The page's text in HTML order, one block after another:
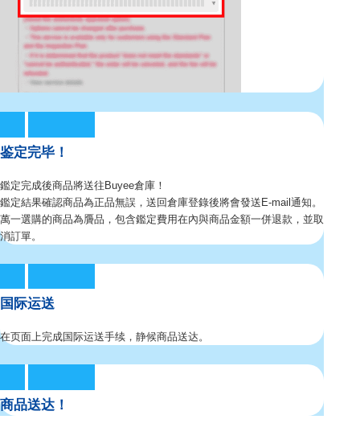
鉴定完毕！
鑑定完成後商品將送往Buyee倉庫！
鑑定結果確認商品為正品無誤，送回倉庫登錄後將會發送E-mail通知。
萬一選購的商品為贗品，包含鑑定費用在內與商品金額一併退款，並取
消訂單。
国际运送
在页面上完成国际运送手续，静候商品送达。
商品送达！